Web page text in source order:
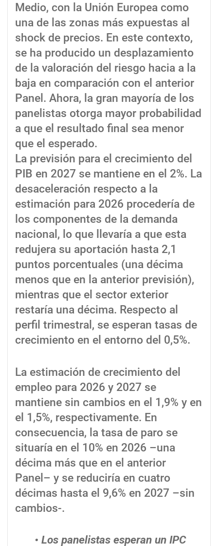
Medio, con la Unión Europea como
una de las zonas más expuestas al
shock de precios. En este contexto,
se ha producido un desplazamiento
de la valoración del riesgo hacia a la
baja en comparación con el anterior
Panel. Ahora, la gran mayoría de los
panelistas otorga mayor probabilidad
a que el resultado final sea menor
que el esperado.
La previsión para el crecimiento del
PIB en 2027 se mantiene en el 2%. La
desaceleración respecto a la
estimación para 2026 procedería de
los componentes de la demanda
nacional, lo que llevaría a que esta
redujera su aportación hasta 2,1
puntos porcentuales (una décima
menos que en la anterior previsión),
mientras que el sector exterior
restaría una décima. Respecto al
perfil trimestral, se esperan tasas de
crecimiento en el entorno del 0,5%.
La estimación de crecimiento del
empleo para 2026 y 2027 se
mantiene sin cambios en el 1,9% y en
el 1,5%, respectivamente. En
consecuencia, la tasa de paro se
situaría en el 10% en 2026 –una
décima más que en el anterior
Panel– y se reduciría en cuatro
décimas hasta el 9,6% en 2027 –sin
cambios-.
• Los panelistas esperan un IPC